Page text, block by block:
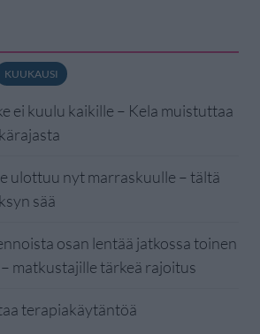
KUUKAUSI
ei kuulu kaikille – Kela muistuttaa
ulottuu nyt marraskuulle – tältä
sää
osan lentää jatkossa toinen
matkustajille tärkeä rajoitus
terapiakäytäntöä